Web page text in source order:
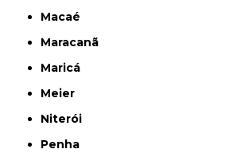
Macaé
Maracanã
Maricá
Meier
Niterói
Penha